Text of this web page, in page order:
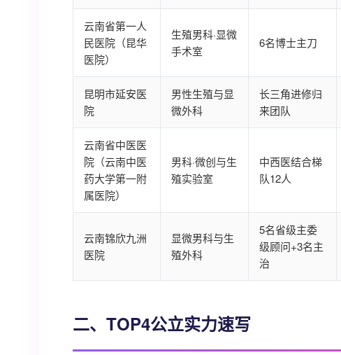
云南省第一人
民医院（昆华
医院）
生殖男科·显微
手术室
6名博士主刀
昆明市延安医
院
男性生殖与显
微外科
长三角进修归
来团队
云南省中医医
院（云南中医
药大学第一附
属医院）
男科·微创与生
殖实验室
中西医结合梯
队12人
云南锦欣九洲
医院
显微男科与生
殖外科
5名省级主委
级顾问+3名主
治
二、TOP4公立实力速写